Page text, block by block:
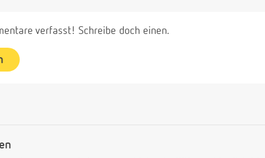
verfasst! Schreibe doch einen.